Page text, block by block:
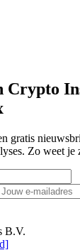
Crypto
gratis
Zo weet je
B.V.